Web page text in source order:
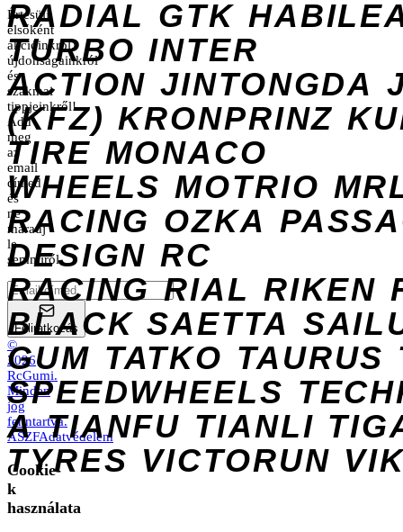
RADIAL GTK
TURBO INTER
ACTION JINTONGDA
(KFZ) KRONPRINZ
TIRE MONACO
WHEELS MOTRIO
RACING OZKA
DESIGN RC
RACING RIAL RIKEN
BLACK SAETTA
GUM TATKO TAURUS
SPEEDWHEELS
A TIANFU TIANLI
TYRES VICTORUN
Értesülj
elsőként
akcióinkról,
újdonságainkról
és
szakmai
tippjeinkről!
Add
meg
az
email
címed
és
ne
maradj
le
semmiről.
Feliratkozás
©
2026
RcGumi.
Minden
jog
fenntartva.
ÁSZFAdatvédelem
Cookie-
k
használata